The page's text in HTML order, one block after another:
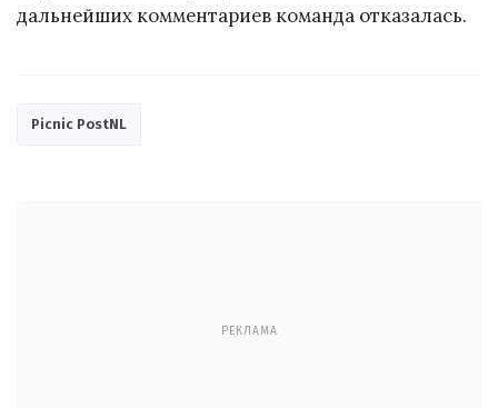
дальнейших комментариев команда отказалась.
Picnic PostNL
РЕКЛАМА